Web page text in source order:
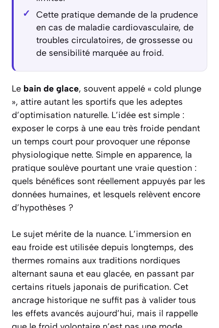
Cette pratique demande de la prudence
en cas de maladie cardiovasculaire, de
troubles circulatoires, de grossesse ou
de sensibilité marquée au froid.
Le bain de glace, souvent appelé « cold plunge
», attire autant les sportifs que les adeptes
d’optimisation naturelle. L’idée est simple :
exposer le corps à une eau très froide pendant
un temps court pour provoquer une réponse
physiologique nette. Simple en apparence, la
pratique soulève pourtant une vraie question :
quels bénéfices sont réellement appuyés par les
données humaines, et lesquels relèvent encore
d’hypothèses ?
Le sujet mérite de la nuance. L’immersion en
eau froide est utilisée depuis longtemps, des
thermes romains aux traditions nordiques
alternant sauna et eau glacée, en passant par
certains rituels japonais de purification. Cet
ancrage historique ne suffit pas à valider tous
les effets avancés aujourd’hui, mais il rappelle